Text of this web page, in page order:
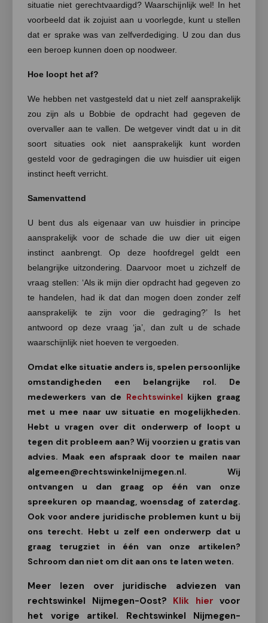
situatie niet gerechtvaardigd? Waarschijnlijk wel! In het
voorbeeld dat ik zojuist aan u voorlegde, kunt u stellen
dat er sprake was van zelfverdediging. U zou dan dus
een beroep kunnen doen op noodweer.
Hoe loopt het af?
We hebben net vastgesteld dat u niet zelf aansprakelijk
zou zijn als u Bobbie de opdracht had gegeven de
overvaller aan te vallen. De wetgever vindt dat u in dit
soort situaties ook niet aansprakelijk kunt worden
gesteld voor de gedragingen die uw huisdier uit eigen
instinct heeft verricht.
Samenvattend
U bent dus als eigenaar van uw huisdier in principe
aansprakelijk voor de schade die uw dier uit eigen
instinct aanbrengt. Op deze hoofdregel geldt een
belangrijke uitzondering. Daarvoor moet u zichzelf de
vraag stellen: ‘Als ik mijn dier opdracht had gegeven zo
te handelen, had ik dat dan mogen doen zonder zelf
aansprakelijk te zijn voor die gedraging?’ Is het
antwoord op deze vraag ‘ja’, dan zult u de schade
waarschijnlijk niet hoeven te vergoeden.
Omdat elke situatie anders is, spelen persoonlijke
omstandigheden een belangrijke rol. De
medewerkers van de Rechtswinkel kijken graag
met u mee naar uw situatie en mogelijkheden.
Hebt u vragen over dit onderwerp of loopt u
tegen dit probleem aan? Wij voorzien u gratis van
advies. Maak een afspraak door te mailen naar
algemeen@rechtswinkelnijmegen.nl. Wij
ontvangen u dan graag op één van onze
spreekuren op maandag, woensdag of zaterdag.
Ook voor andere juridische problemen kunt u bij
ons terecht. Hebt u zelf een onderwerp dat u
graag terugziet in één van onze artikelen?
Schroom dan niet om dit aan ons te laten weten.
Meer lezen over juridische adviezen van
rechtswinkel Nijmegen-Oost? Klik hier voor
het vorige artikel. Rechtswinkel Nijmegen-